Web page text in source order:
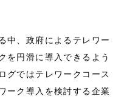
中、政府によるテレワー
を円滑に導入できるよう
グではテレワークコース
ーク導入を検討する企業